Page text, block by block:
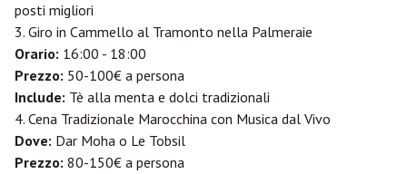
posti migliori
3. Giro in Cammello al Tramonto nella Palmeraie
Orario: 16:00 - 18:00
Prezzo: 50-100€ a persona
Include: Tè alla menta e dolci tradizionali
4. Cena Tradizionale Marocchina con Musica dal Vivo
Dove: Dar Moha o Le Tobsil
Prezzo: 80-150€ a persona